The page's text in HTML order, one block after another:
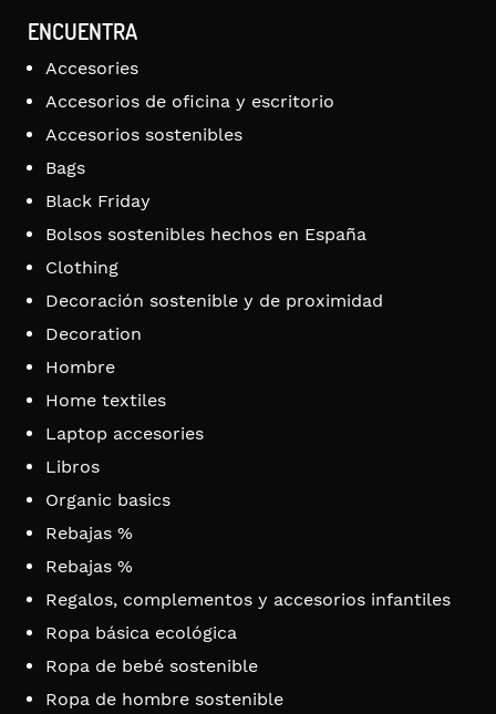
ENCUENTRA
Accesories
Accesorios de oficina y escritorio
Accesorios sostenibles
Bags
Black Friday
Bolsos sostenibles hechos en España
Clothing
Decoración sostenible y de proximidad
Decoration
Hombre
Home textiles
Laptop accesories
Libros
Organic basics
Rebajas %
Rebajas %
Regalos, complementos y accesorios infantiles
Ropa básica ecológica
Ropa de bebé sostenible
Ropa de hombre sostenible